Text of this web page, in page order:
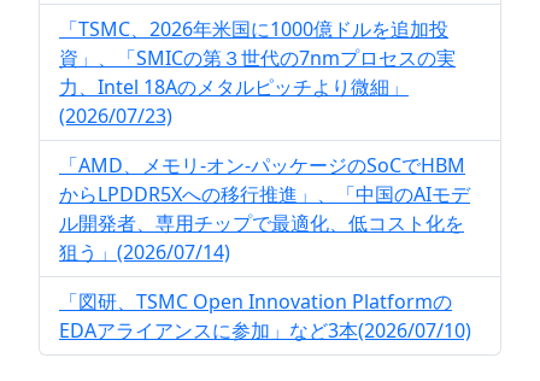
「TSMC、2026年米国に1000億ドルを追加投
資」、「SMICの第３世代の7nmプロセスの実
力、Intel 18Aのメタルピッチより微細」
(2026/07/23)
「AMD、メモリ-オン-パッケージのSoCでHBM
からLPDDR5Xへの移行推進」、「中国のAIモデ
ル開発者、専用チップで最適化、低コスト化を
狙う」(2026/07/14)
「図研、TSMC Open Innovation Platformの
EDAアライアンスに参加」など3本(2026/07/10)